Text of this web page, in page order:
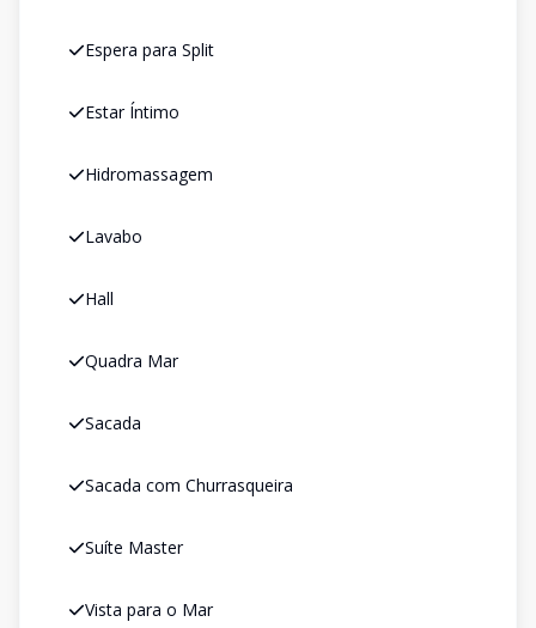
Espera para Split
Estar Íntimo
Hidromassagem
Lavabo
Hall
Quadra Mar
Sacada
Sacada com Churrasqueira
Suíte Master
Vista para o Mar